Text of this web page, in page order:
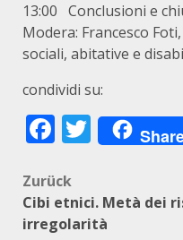
13:00 Conclusioni e
Modera: Francesco
sociali, abitative e
condividi su:
Facebook
Zurück
Cibi etnici. Metà dei
irregolarità